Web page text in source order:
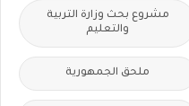
مشروع بحث وزارة التربية
والتعليم
ملحق الجمهورية